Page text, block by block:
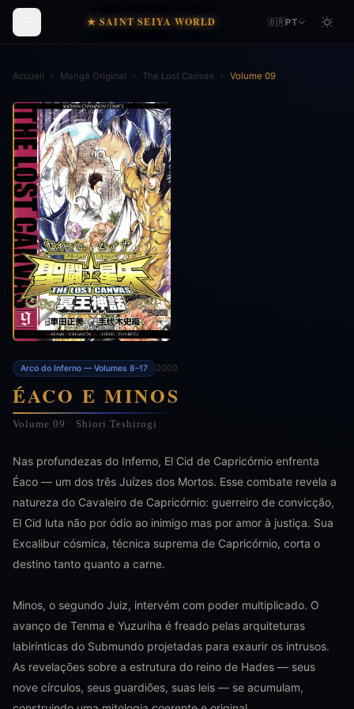
★ SAINT SEIYA WORLD 🇧🇷PT
Accueil › Mangá Original › The Lost Canvas › Volume 09
Arco do Inferno — Volumes 8–17 2009
ÉACO E MINOS
Volume 09 · Shiori Teshirogi
Nas profundezas do Inferno, El Cid de Capricórnio enfrenta
Éaco — um dos três Juízes dos Mortos. Esse combate revela a
natureza do Cavaleiro de Capricórnio: guerreiro de convicção,
El Cid luta não por ódio ao inimigo mas por amor à justiça. Sua
Excalibur cósmica, técnica suprema de Capricórnio, corta o
destino tanto quanto a carne.
Minos, o segundo Juiz, intervém com poder multiplicado. O
avanço de Tenma e Yuzuriha é freado pelas arquiteturas
labirínticas do Submundo projetadas para exaurir os intrusos.
As revelações sobre a estrutura do reino de Hades — seus
nove círculos, seus guardiões, suas leis — se acumulam,